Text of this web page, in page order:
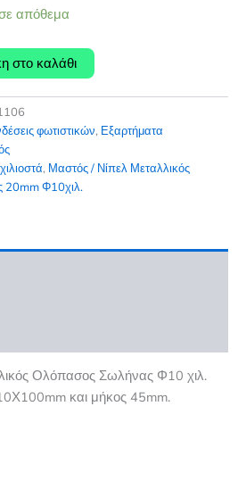
€.
απόθεμα
στο καλάθι
φωτιστικών, Εξαρτήματα
, Μαστός / Νίπελ Μεταλλικός
20mm Φ10χιλ.
Ολόπασος Σωλήνας Φ10 χιλ.
και μήκος 45mm.